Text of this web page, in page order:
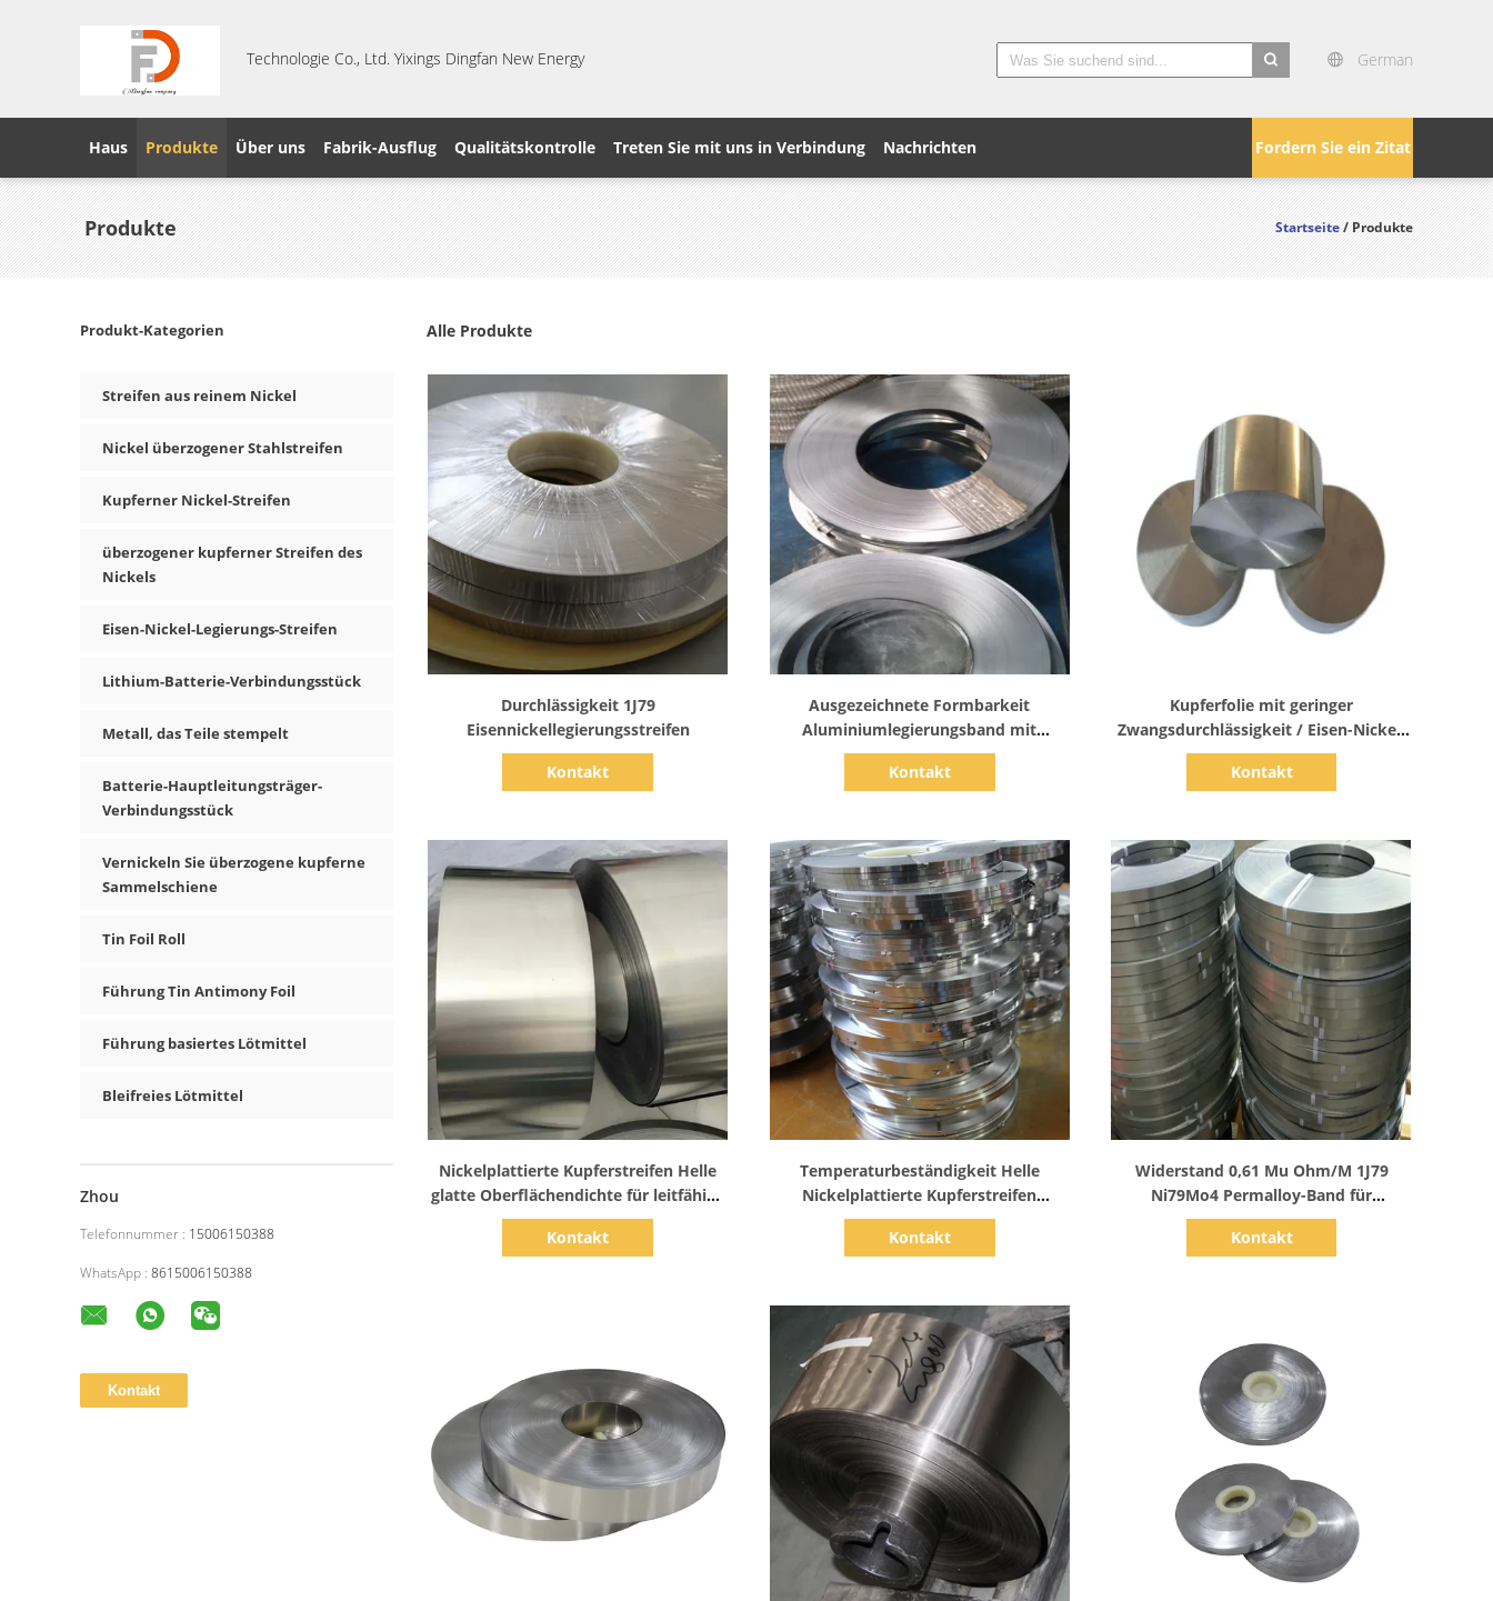
Technologie Co., Ltd. Yixings Dingfan New Energy
German
Fordern Sie ein Zitat
Haus Produkte Über uns Fabrik-Ausflug Qualitätskontrolle Treten Sie mit uns in Verbindung Nachrichten
Produkte Startseite/ Produkte
Produkt-Kategorien
Streifen aus reinem Nickel
Nickel überzogener Stahlstreifen
Kupferner Nickel-Streifen
überzogener kupferner Streifen des
Nickels
Eisen-Nickel-Legierungs-Streifen
Lithium-Batterie-Verbindungsstück
Metall, das Teile stempelt
Batterie-Hauptleitungsträger-
Verbindungsstück
Vernickeln Sie überzogene kupferne
Sammelschiene
Tin Foil Roll
Führung Tin Antimony Foil
Führung basiertes Lötmittel
Bleifreies Lötmittel
Zhou
Telefonnummer : 15006150388
WhatsApp : 8615006150388
Alle Produkte
Durchlässigkeit 1J79
Eisennickellegierungsstreifen
Kontakt
Ausgezeichnete Formbarkeit
Aluminiumlegierungsband mit
Durchlässigkeit und geringer
Zwangskraft
Kontakt
Kupferfolie mit geringer
Zwangsdurchlässigkeit / Eisen-Nickel-
Legierungsband mit 0,78 μΩ·m
Widerstand
Kontakt
Nickelplattierte Kupferstreifen Helle
glatte Oberflächendichte für leitfähige
Anwendungen
Kontakt
Temperaturbeständigkeit Helle
Nickelplattierte Kupferstreifen
Doppelseitiges Elektroplattieren
Kontakt
Widerstand 0,61 Mu Ohm/M 1J79
Ni79Mo4 Permalloy-Band für
Härteanwendungen
Kontakt